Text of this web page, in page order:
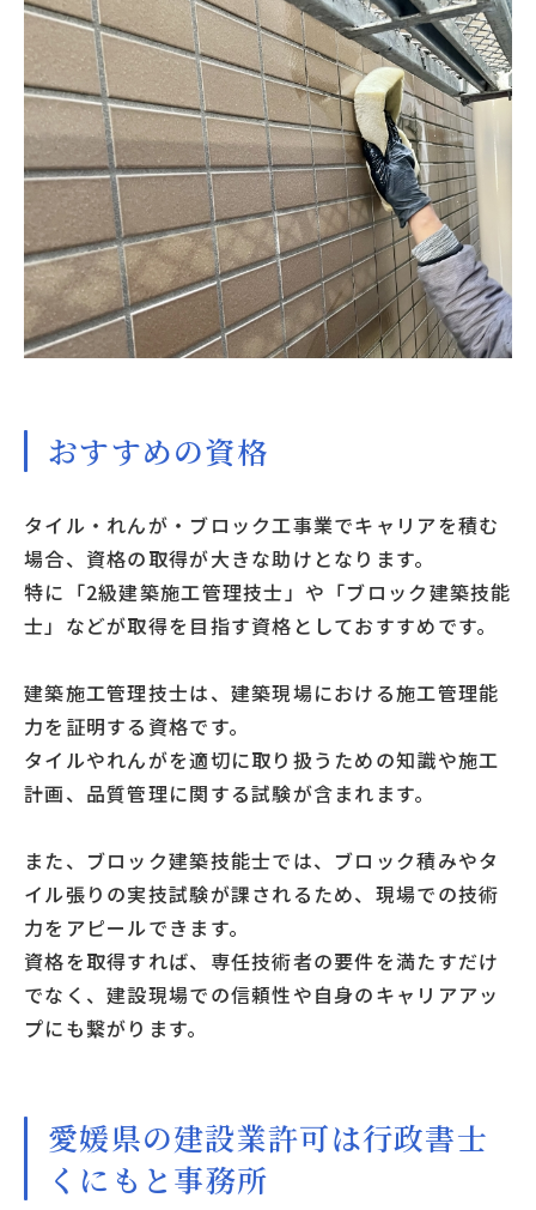
おすすめの資格
タイル・れんが・ブロック工事業でキャリアを積む
場合、資格の取得が大きな助けとなります。
特に「2級建築施工管理技士」や「ブロック建築技能
士」などが取得を目指す資格としておすすめです。
建築施工管理技士は、建築現場における施工管理能
力を証明する資格です。
タイルやれんがを適切に取り扱うための知識や施工
計画、品質管理に関する試験が含まれます。
また、ブロック建築技能士では、ブロック積みやタ
イル張りの実技試験が課されるため、現場での技術
力をアピールできます。
資格を取得すれば、専任技術者の要件を満たすだけ
でなく、建設現場での信頼性や自身のキャリアアッ
プにも繋がります。
愛媛県の建設業許可は行政書士
くにもと事務所